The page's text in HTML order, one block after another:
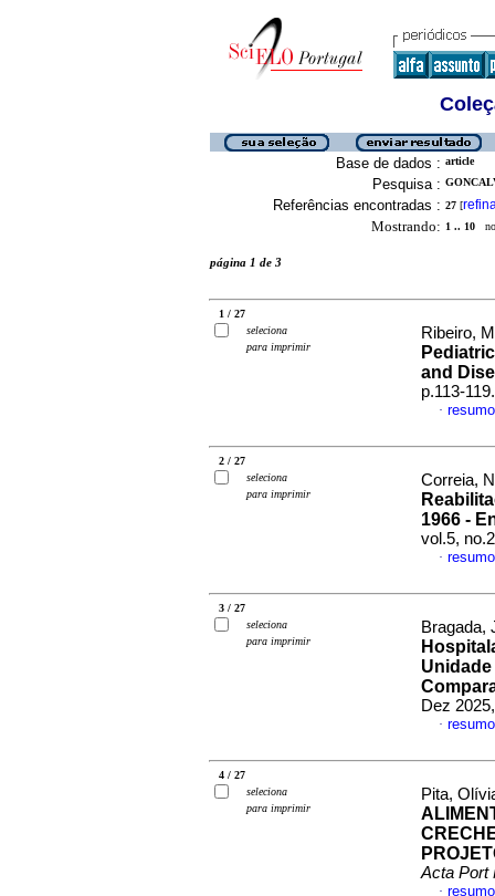
Base de dados : article
Pesquisa :
Referências encontradas : 27 [
Mostrando: 1 .. 10
página 1 de 3
1 / 27
seleciona
para imprimir
Ribeiro,
and
p.113-
·
2 / 27
seleciona
para imprimir
Correia,
1966 -
vol.5,
·
3 / 27
seleciona
para imprimir
Bragada,
Dez
·
4 / 27
seleciona
para imprimir
Pita,
Acta Port
·